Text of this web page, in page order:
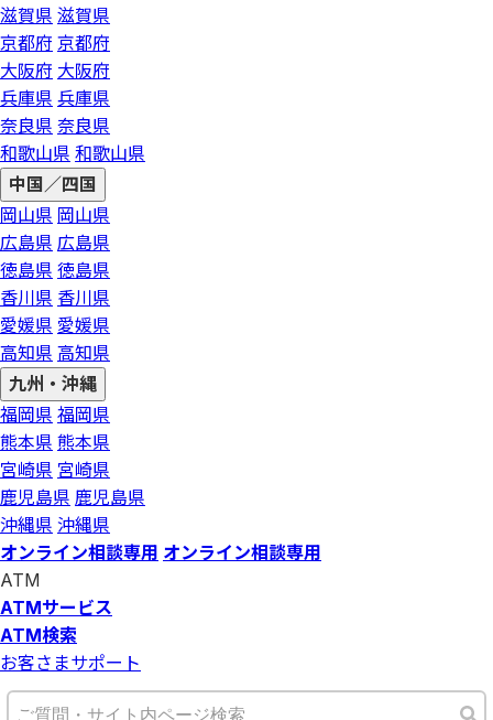
滋賀県 滋賀県
京都府 京都府
大阪府 大阪府
兵庫県 兵庫県
奈良県 奈良県
和歌山県 和歌山県
中国／四国
岡山県 岡山県
広島県 広島県
徳島県 徳島県
香川県 香川県
愛媛県 愛媛県
高知県 高知県
九州・沖縄
福岡県 福岡県
熊本県 熊本県
宮崎県 宮崎県
鹿児島県 鹿児島県
沖縄県 沖縄県
オンライン相談専用 オンライン相談専用
ATM
ATMサービス
ATM検索
お客さまサポート